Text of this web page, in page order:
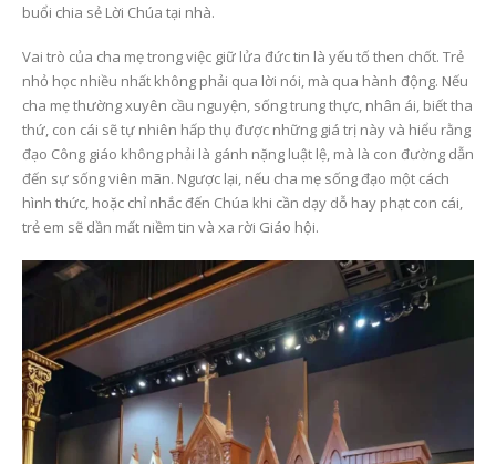
buổi chia sẻ Lời Chúa tại nhà.
Vai trò của cha mẹ trong việc giữ lửa đức tin là yếu tố then chốt. Trẻ
nhỏ học nhiều nhất không phải qua lời nói, mà qua hành động. Nếu
cha mẹ thường xuyên cầu nguyện, sống trung thực, nhân ái, biết tha
thứ, con cái sẽ tự nhiên hấp thụ được những giá trị này và hiểu rằng
đạo Công giáo không phải là gánh nặng luật lệ, mà là con đường dẫn
đến sự sống viên mãn. Ngược lại, nếu cha mẹ sống đạo một cách
hình thức, hoặc chỉ nhắc đến Chúa khi cần dạy dỗ hay phạt con cái,
trẻ em sẽ dần mất niềm tin và xa rời Giáo hội.